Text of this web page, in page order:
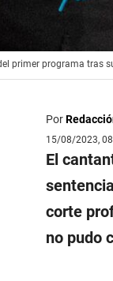
primer programa tras
Por
15/08/2023,
El
corte
no pudo